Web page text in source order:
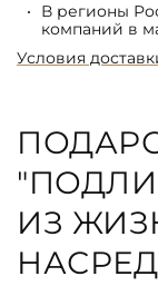
В регионы
компаний в
Условия
ИЗ